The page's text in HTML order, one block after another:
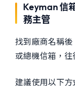
Keyman 信
務主管
找到廠商名稱
或總機信箱，往
建議使用以下方